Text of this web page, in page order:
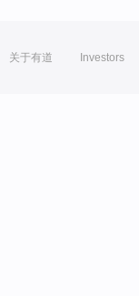
关于有道 Investors